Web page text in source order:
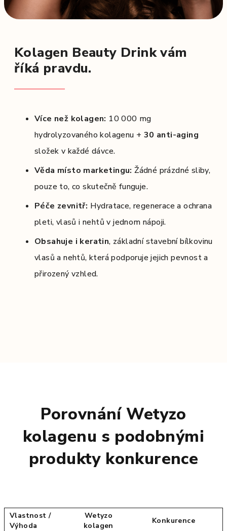
Kolagen Beauty Drink vám
říká pravdu.
Více než kolagen: 10 000 mg
hydrolyzovaného kolagenu + 30 anti-aging
složek v každé dávce.
Věda místo marketingu: Žádné prázdné sliby,
pouze to, co skutečně funguje.
Péče zevnitř: Hydratace, regenerace a ochrana
pleti, vlasů i nehtů v jednom nápoji.
Obsahuje i keratin, základní stavební bílkovinu
vlasů a nehtů, která podporuje jejich pevnost a
přirozený vzhled.
Porovnání Wetyzo
kolagenu s podobnými
produkty konkurence
Vlastnost /
Výhoda
Wetyzo
kolagen
Konkurence